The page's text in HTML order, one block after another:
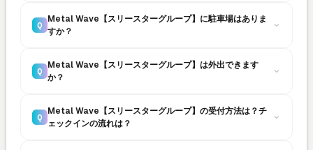
Q
Metal Wave【スリースターグループ】に駐車場はありま
すか？
Q
Metal Wave【スリースターグループ】は外出できます
か？
Q
Metal Wave【スリースターグループ】の受付方法は？チ
ェックインの流れは？